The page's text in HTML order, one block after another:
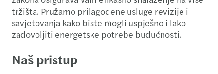
tržišta. Pružamo prilagođene usluge revizije i
savjetovanja kako biste mogli uspješno i lako
zadovoljiti energetske potrebe budućnosti.
Naš pristup